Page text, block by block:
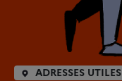
ADRESSES UTILES